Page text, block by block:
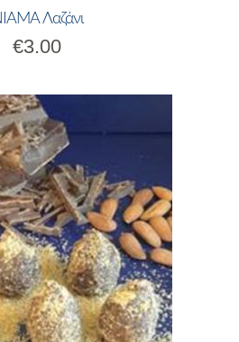
Λαζάνι
€3.00